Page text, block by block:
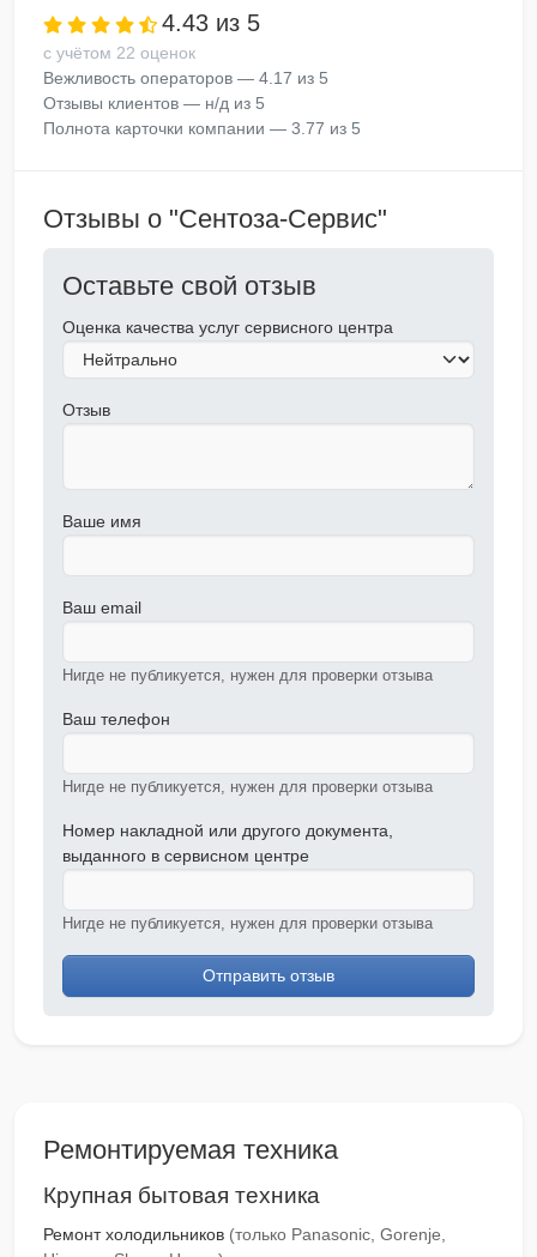
4.43 из 5
с учётом 22 оценок
Вежливость операторов — 4.17 из 5
Отзывы клиентов — н/д из 5
Полнота карточки компании — 3.77 из 5
Отзывы о "Сентоза-Сервис"
Оставьте свой отзыв
Оценка качества услуг сервисного центра
Отзыв
Ваше имя
Ваш email
Нигде не публикуется, нужен для проверки отзыва
Ваш телефон
Нигде не публикуется, нужен для проверки отзыва
Номер накладной или другого документа,
выданного в сервисном центре
Нигде не публикуется, нужен для проверки отзыва
Отправить отзыв
Ремонтируемая техника
Крупная бытовая техника
Ремонт холодильников (только Panasonic, Gorenje,